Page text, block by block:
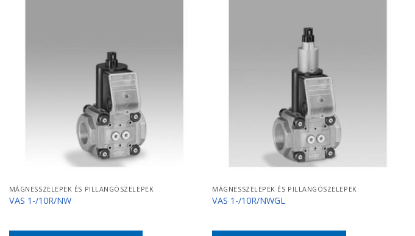
MÁGNESSZELEPEK ÉS PILLANGÓSZELEPEK
VAS 1-/10R/NW
MÁGNESSZELEPEK ÉS PILLANGÓSZELEPEK
VAS 1-/10R/NWGL